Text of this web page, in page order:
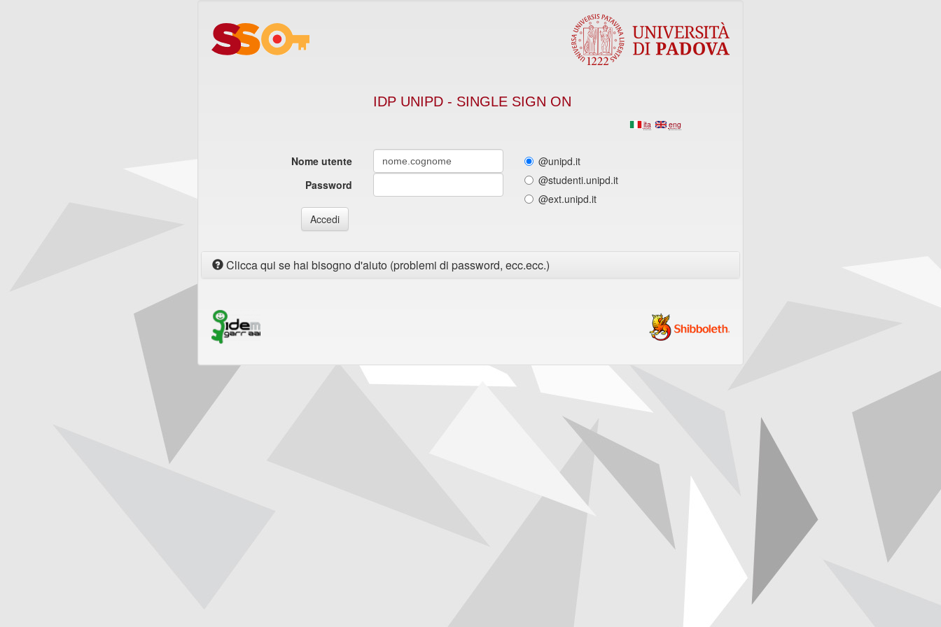
IDP UNIPD - SINGLE SIGN ON
eng
ita
Nome utente
Password
@unipd.it
@studenti.unipd.it
@ext.unipd.it
Accedi
Clicca qui se hai bisogno d'aiuto (problemi di password, ecc.ecc.)